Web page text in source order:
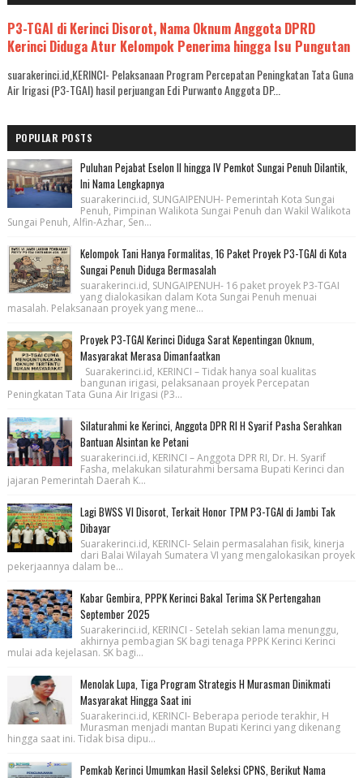
P3-TGAI di Kerinci Disorot, Nama Oknum Anggota DPRD
Kerinci Diduga Atur Kelompok Penerima hingga Isu Pungutan
suarakerinci.id,KERINCI- Pelaksanaan Program Percepatan Peningkatan Tata Guna
Air Irigasi (P3-TGAI) hasil perjuangan Edi Purwanto Anggota DP...
POPULAR POSTS
Puluhan Pejabat Eselon II hingga IV Pemkot Sungai Penuh Dilantik,
Ini Nama Lengkapnya
suarakerinci.id, SUNGAIPENUH- Pemerintah Kota Sungai
Penuh, Pimpinan Walikota Sungai Penuh dan Wakil Walikota
Sungai Penuh, Alfin-Azhar, Sen...
Kelompok Tani Hanya Formalitas, 16 Paket Proyek P3-TGAI di Kota
Sungai Penuh Diduga Bermasalah
suarakerinci.id, SUNGAIPENUH- 16 paket proyek P3-TGAI
yang dialokasikan dalam Kota Sungai Penuh menuai
masalah. Pelaksanaan proyek yang mene...
Proyek P3-TGAI Kerinci Diduga Sarat Kepentingan Oknum,
Masyarakat Merasa Dimanfaatkan
Suarakerinci.id, KERINCI – Tidak hanya soal kualitas
bangunan irigasi, pelaksanaan proyek Percepatan
Peningkatan Tata Guna Air Irigasi (P3...
Silaturahmi ke Kerinci, Anggota DPR RI H Syarif Pasha Serahkan
Bantuan Alsintan ke Petani
suarakerinci.id, KERINCI – Anggota DPR RI, Dr. H. Syarif
Fasha, melakukan silaturahmi bersama Bupati Kerinci dan
jajaran Pemerintah Daerah K...
Lagi BWSS VI Disorot, Terkait Honor TPM P3-TGAI di Jambi Tak
Dibayar
Suarakerinci.id, KERINCI- Selain permasalahan fisik, kinerja
dari Balai Wilayah Sumatera VI yang mengalokasikan proyek
pekerjaannya dalam be...
Kabar Gembira, PPPK Kerinci Bakal Terima SK Pertengahan
September 2025
Suarakerinci.id, KERINCI - Setelah sekian lama menunggu,
akhirnya pembagian SK bagi tenaga PPPK Kerinci Kerinci
mulai ada kejelasan. SK bagi...
Menolak Lupa, Tiga Program Strategis H Murasman Dinikmati
Masyarakat Hingga Saat ini
Suarakerinci.id, KERINCI- Beberapa periode terakhir, H
Murasman menjadi mantan Bupati Kerinci yang dikenang
hingga saat ini. Tidak bisa dipu...
Pemkab Kerinci Umumkan Hasil Seleksi CPNS, Berikut Nama